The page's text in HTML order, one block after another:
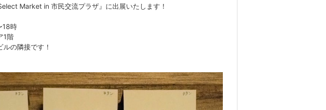
Market in 市民交流プラザ』に出展いたします！
18時
1階
の隣接です！